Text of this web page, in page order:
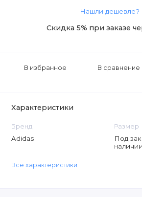
Нашли дешевле?
Скидка 5% при заказе
В избранное В сравнение
Характеристики
Бренд
Adidas
Размер
Под
наличии
Все характеристики